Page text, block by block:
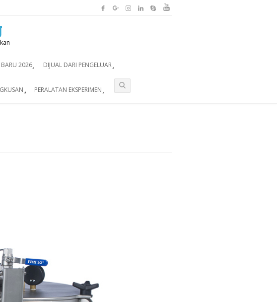
BARU 2026 DIJUAL DARI PENGELUAR
PERALATAN EKSPERIMEN